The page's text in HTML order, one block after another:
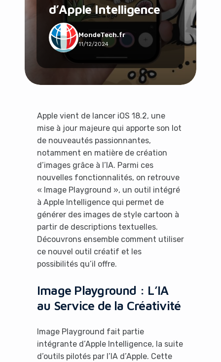
d’Apple Intelligence
MondeTech.fr
11/12/2024
Apple vient de lancer iOS 18.2, une
mise à jour majeure qui apporte son lot
de nouveautés passionnantes,
notamment en matière de création
d’images grâce à l’IA. Parmi ces
nouvelles fonctionnalités, on retrouve
« Image Playground », un outil intégré
à Apple Intelligence qui permet de
générer des images de style cartoon à
partir de descriptions textuelles.
Découvrons ensemble comment utiliser
ce nouvel outil créatif et les
possibilités qu’il offre.
Image Playground : L’IA
au Service de la Créativité
Image Playground fait partie
intégrante d’Apple Intelligence, la suite
d’outils pilotés par l’IA d’Apple. Cette
Social & Communauté
Tech & Développement
Travail & Productivité
Voyage